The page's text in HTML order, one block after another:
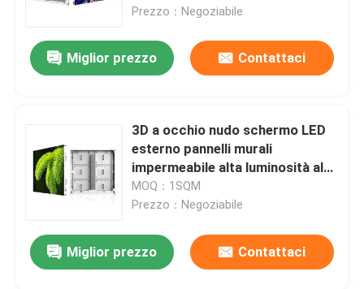
Prezzo：Negoziabile
Miglior prezzo Contattaci
3D a occhio nudo schermo LED
esterno pannelli murali
impermeabile alta luminosità alta
rinfrescamento
MOQ：1SQM
Prezzo：Negoziabile
Miglior prezzo Contattaci